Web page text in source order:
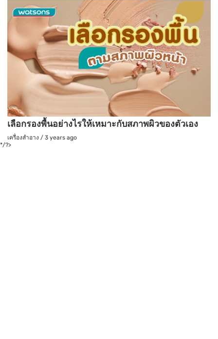
เลือกรองพื้นอย่างไรให้เหมาะกับสภาพผิวของตัวเอง
เครื่องสำอาง / 3 years ago
*/?>